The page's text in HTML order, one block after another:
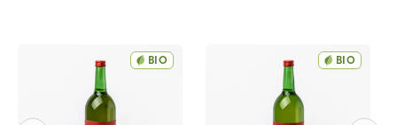
BIO BIO